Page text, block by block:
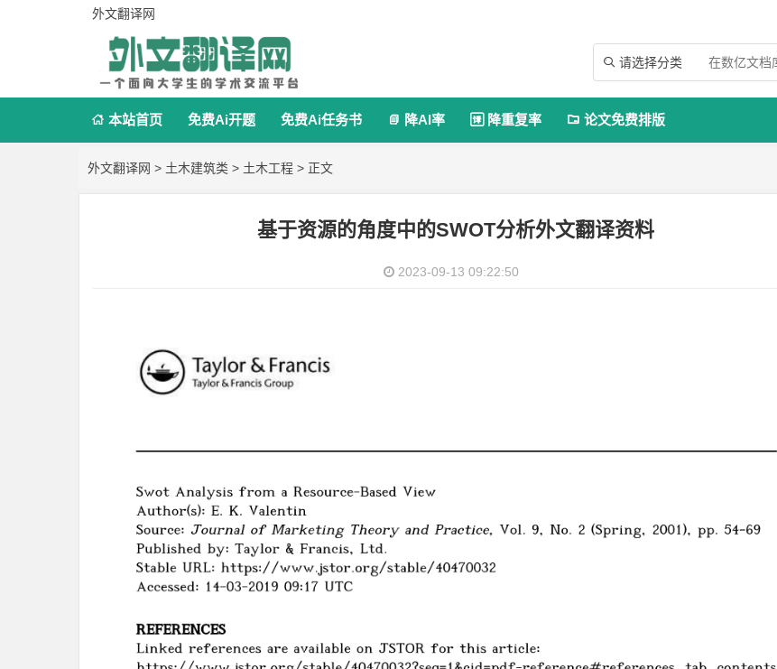
外文翻译网
 请选择分类
 本站首页 免费Ai开题 免费Ai任务书  降AI率  降重复率  论文免费排版
外文翻译网 > 土木建筑类 > 土木工程 > 正文
基于资源的角度中的SWOT分析外文翻译资料
2023-09-13 09:22:50